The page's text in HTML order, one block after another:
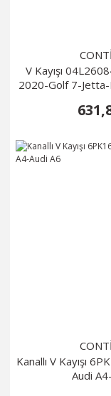
V Kayışı
2020-Golf 7-
Kanallı V Kayışı
Audi